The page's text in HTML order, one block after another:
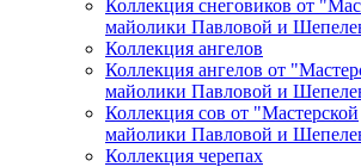
Коллекция снеговиков от
майолики Павловой и
Коллекция ангелов
Коллекция ангелов от
майолики Павловой и
Коллекция сов от "Мастерской
майолики Павловой и
Коллекция черепах